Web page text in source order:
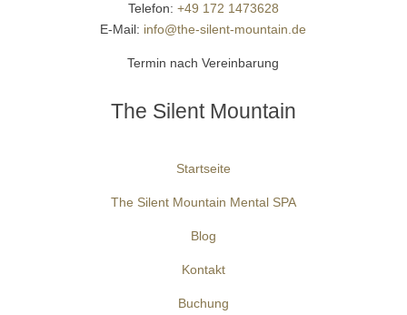
Telefon: +49 172 1473628
E-Mail: info@the-silent-mountain.de
Termin nach Vereinbarung
The Silent Mountain
Startseite
The Silent Mountain Mental SPA
Blog
Kontakt
Buchung